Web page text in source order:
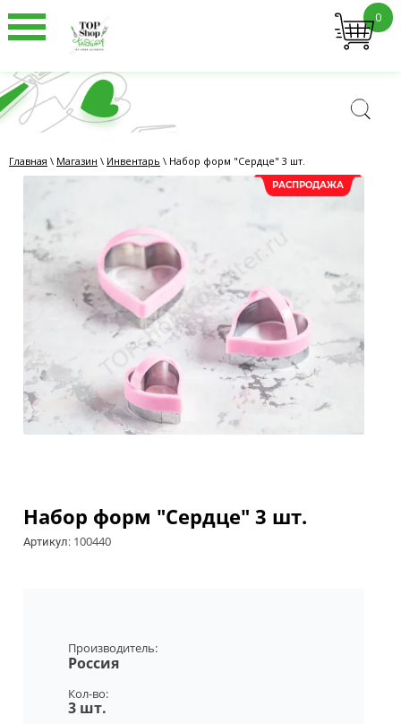
0
Главная \ Магазин \ Инвентарь \ Набор форм "Сердце" 3 шт.
РАСПРОДАЖА
Набор форм "Сердце" 3 шт.
Артикул: 100440
Производитель:
Россия
Кол-во:
3 шт.